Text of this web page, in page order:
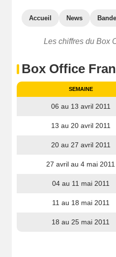
Accueil News
Les chiffres du Box
Box Office
SEMAINE
06 au 13 avril 2011
13 au 20 avril 2011
20 au 27 avril 2011
27 avril au 4 mai 2011
04 au 11 mai 2011
11 au 18 mai 2011
18 au 25 mai 2011